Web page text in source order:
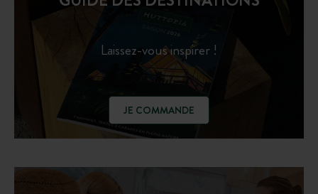
Laissez-vous inspirer !
JE COMMANDE